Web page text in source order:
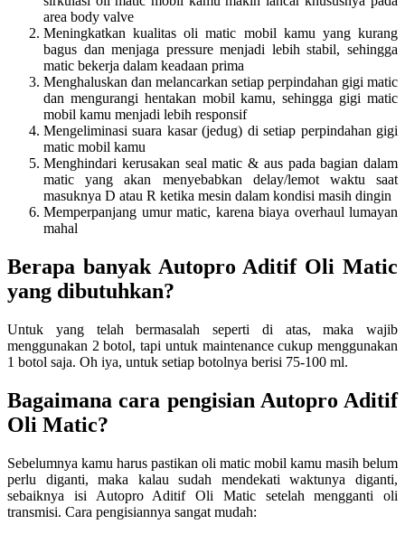
area body valve
Meningkatkan kualitas oli matic mobil kamu yang kurang
bagus dan menjaga pressure menjadi lebih stabil, sehingga
matic bekerja dalam keadaan prima
Menghaluskan dan melancarkan setiap perpindahan gigi matic
dan mengurangi hentakan mobil kamu, sehingga gigi matic
mobil kamu menjadi lebih responsif
Mengeliminasi suara kasar (jedug) di setiap perpindahan gigi
matic mobil kamu
Menghindari kerusakan seal matic & aus pada bagian dalam
matic yang akan menyebabkan delay/lemot waktu saat
masuknya D atau R ketika mesin dalam kondisi masih dingin
Memperpanjang umur matic, karena biaya overhaul lumayan
mahal
Berapa banyak Autopro Aditif Oli Matic
yang dibutuhkan?
Untuk yang telah bermasalah seperti di atas, maka wajib
menggunakan 2 botol, tapi untuk maintenance cukup menggunakan
1 botol saja. Oh iya, untuk setiap botolnya berisi 75-100 ml.
Bagaimana cara pengisian Autopro Aditif
Oli Matic?
Sebelumnya kamu harus pastikan oli matic mobil kamu masih belum
perlu diganti, maka kalau sudah mendekati waktunya diganti,
sebaiknya isi Autopro Aditif Oli Matic setelah mengganti oli
transmisi. Cara pengisiannya sangat mudah: